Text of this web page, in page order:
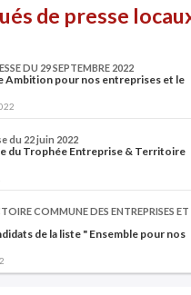
de presse
DU 29 SEPTEMBRE 2022
Ambition pour nos entreprises et le
du 22 juin 2022
du Trophée Entreprise & Territoire
COMMUNE DES ENTREPRISES ET
de la liste " Ensemble pour nos